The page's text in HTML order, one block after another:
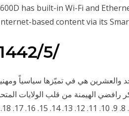
has built-in Wi-Fi and
based content via its
29‏‏/5‏‏/1442 بعد الهجرة
والعشرين هي في تميّزها سياسياً
رافضي الهيمنة من قلب الولايات